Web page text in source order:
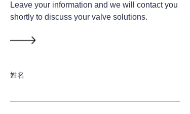
姓名
Leave your information and we will contact you
shortly to discuss your valve solutions.